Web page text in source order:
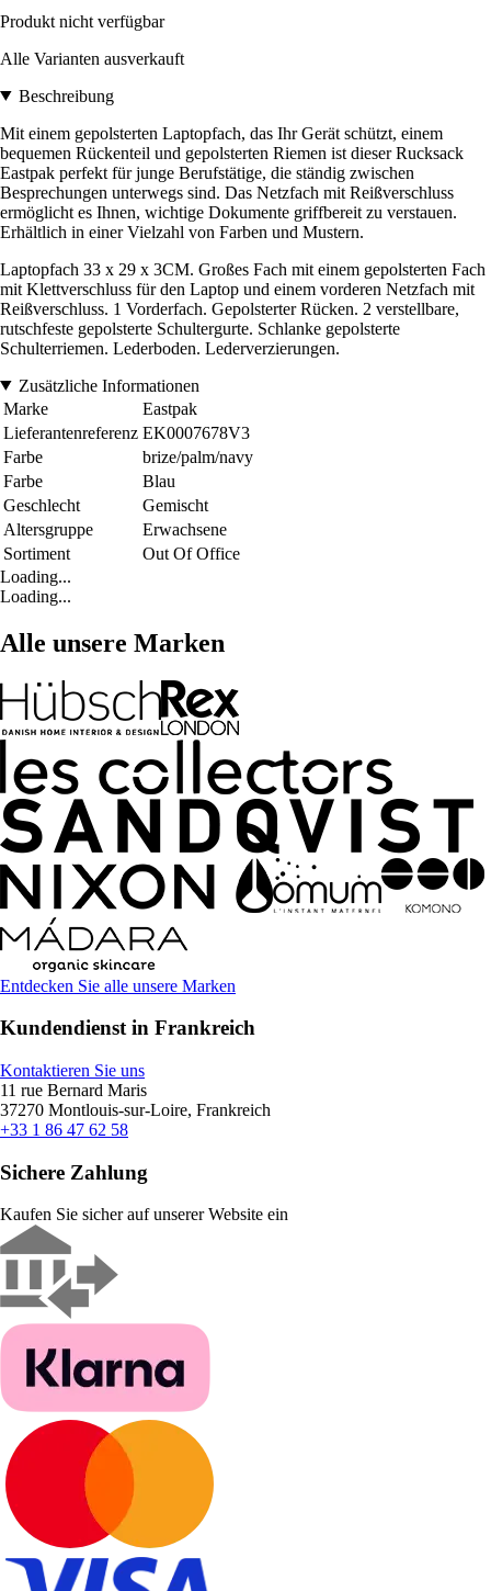
Produkt nicht verfügbar
Alle Varianten ausverkauft
Beschreibung
Mit einem gepolsterten Laptopfach, das Ihr Gerät schützt, einem
bequemen Rückenteil und gepolsterten Riemen ist dieser Rucksack
Eastpak perfekt für junge Berufstätige, die ständig zwischen
Besprechungen unterwegs sind. Das Netzfach mit Reißverschluss
ermöglicht es Ihnen, wichtige Dokumente griffbereit zu verstauen.
Erhältlich in einer Vielzahl von Farben und Mustern.
Laptopfach 33 x 29 x 3CM. Großes Fach mit einem gepolsterten Fach
mit Klettverschluss für den Laptop und einem vorderen Netzfach mit
Reißverschluss. 1 Vorderfach. Gepolsterter Rücken. 2 verstellbare,
rutschfeste gepolsterte Schultergurte. Schlanke gepolsterte
Schulterriemen. Lederboden. Lederverzierungen.
Zusätzliche Informationen
Marke
Eastpak
Lieferantenreferenz EK0007678V3
Farbe
brize/palm/navy
Farbe
Blau
Geschlecht
Gemischt
Altersgruppe
Erwachsene
Sortiment
Out Of Office
Loading...
Loading...
Alle unsere Marken
Entdecken Sie alle unsere Marken
Kundendienst in Frankreich
Kontaktieren Sie uns
11 rue Bernard Maris
37270 Montlouis-sur-Loire, Frankreich
+33 1 86 47 62 58
Sichere Zahlung
Kaufen Sie sicher auf unserer Website ein